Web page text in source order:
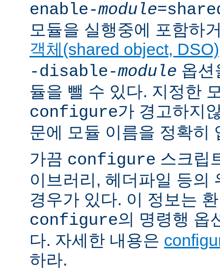
enable-module
모듈을 실행중에 포함하
객체(shared object, DSO)
-disable-module 옵션
듈을 뺄 수 있다. 지정한
configure가 경고하지
문에 모듈 이름을 정확히
가끔 configure 스크립
이브러리, 헤더파일 등의
경우가 있다. 이 정보는
configure의 명령행 옵
다. 자세한 내용은
하라.